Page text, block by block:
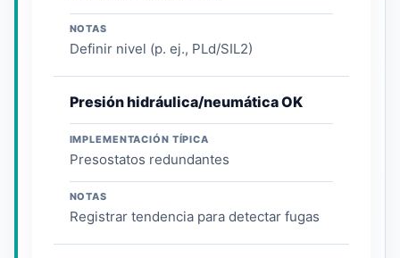
NOTAS
Definir nivel (p. ej., PLd/SIL2)
Presión hidráulica/neumática OK
IMPLEMENTACIÓN TÍPICA
Presostatos redundantes
NOTAS
Registrar tendencia para detectar fugas